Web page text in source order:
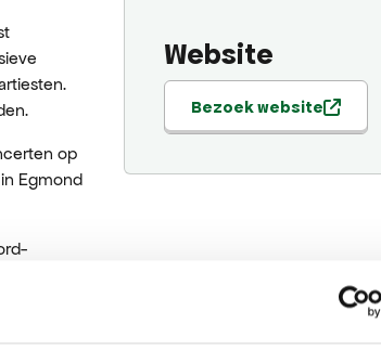
op
Egmond
Website
Bezoek website